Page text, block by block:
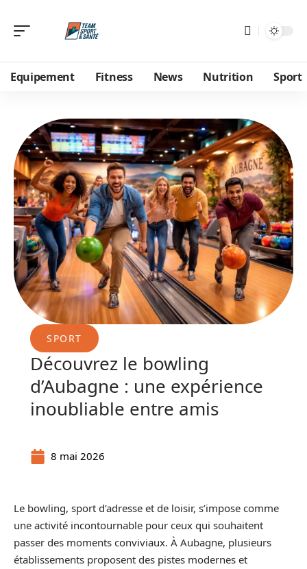
Equipement Fitness News Nutrition Sport
SPORT
Découvrez le bowling
d’Aubagne : une expérience
inoubliable entre amis
8 mai 2026
Le bowling, sport d’adresse et de loisir, s’impose comme
une activité incontournable pour ceux qui souhaitent
passer des moments conviviaux. À Aubagne, plusieurs
établissements proposent des pistes modernes et